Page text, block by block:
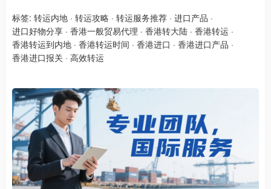
标签: 转运内地 · 转运攻略 · 转运服务推荐 · 进口产品 ·
进口好物分享 · 香港一般贸易代理 · 香港转大陆 · 香港转运 ·
香港转运到内地 · 香港转运时间 · 香港进口 · 香港进口产品 ·
香港进口报关 · 高效转运